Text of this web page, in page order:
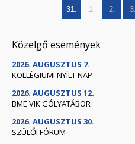
31. 1. 2. 3.
Közelgő események
2026. AUGUSZTUS 7.
KOLLÉGIUMI NYÍLT NAP
2026. AUGUSZTUS 12.
BME VIK GÓLYATÁBOR
2026. AUGUSZTUS 30.
SZÜLŐI FÓRUM